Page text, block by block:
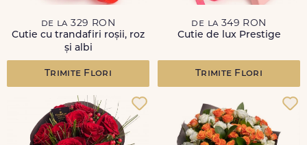
de la 329 RON
Cutie cu trandafiri roșii, roz
și albi
Trimite Flori
de la 349 RON
Cutie de lux Prestige
Trimite Flori